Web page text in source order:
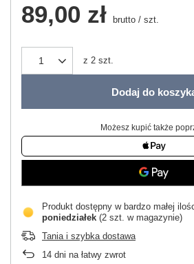
89,00 zł brutto / szt.
z 2 szt.
Dodaj do
Możesz kupić także
Produkt dostępny w bardzo małej
poniedziałek (2 szt. w magazynie)
Tania i szybka dostawa
14 dni na łatwy zwrot